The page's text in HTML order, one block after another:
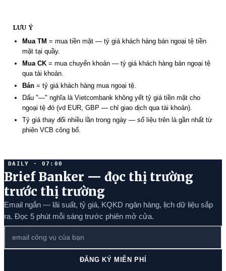
LƯU Ý
Mua TM = mua tiền mặt — tỷ giá khách hàng bán ngoại tệ tiền
mặt tại quầy.
Mua CK = mua chuyển khoản — tỷ giá khách hàng bán ngoại tệ
qua tài khoản.
Bán = tỷ giá khách hàng mua ngoại tệ.
Dấu "—" nghĩa là Vietcombank không yết tỷ giá tiền mặt cho
ngoại tệ đó (vd EUR, GBP — chỉ giao dịch qua tài khoản).
Tỷ giá thay đổi nhiều lần trong ngày — số liệu trên là gần nhất từ
phiên VCB công bố.
DAILY · 07:00
Brief Banker — đọc thị trường
trước thị trường
Email ngắn — lãi suất, tỷ giá, KQKD ngân hàng, lịch dữ liệu sắp
ra. Đọc 5 phút mỗi sáng trước phiên mở cửa.
ĐĂNG KÝ MIỄN PHÍ